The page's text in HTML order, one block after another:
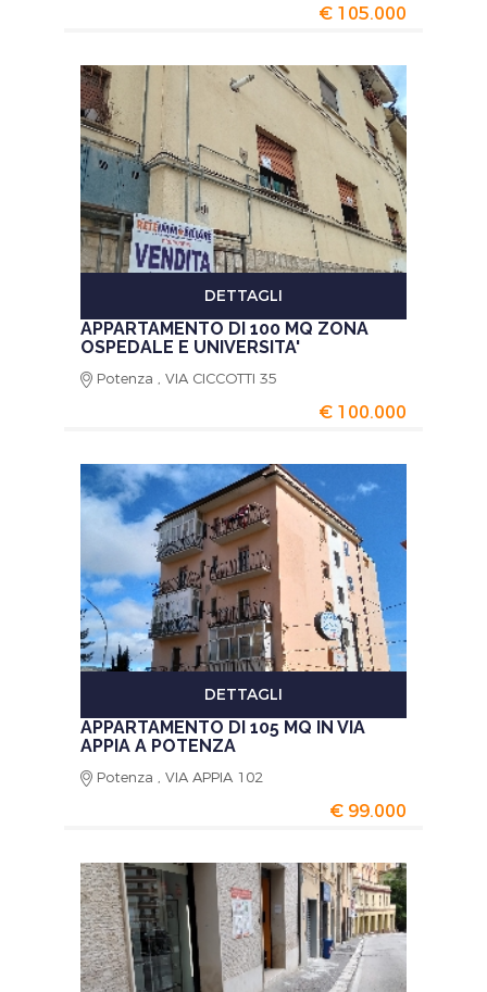
€ 105.000
DETTAGLI
APPARTAMENTO DI 100 MQ ZONA
OSPEDALE E UNIVERSITA'
Potenza , VIA CICCOTTI 35
€ 100.000
DETTAGLI
APPARTAMENTO DI 105 MQ IN VIA
APPIA A POTENZA
Potenza , VIA APPIA 102
€ 99.000